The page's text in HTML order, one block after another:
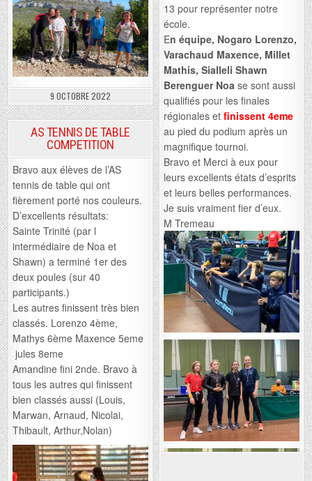
9 OCTOBRE 2022
13 pour représenter notre
école.
En équipe, Nogaro Lorenzo,
Varachaud Maxence, Millet
Mathis, Sialleli Shawn
Berenguer Noa se sont aussi
qualifiés pour les finales
régionales etfinissent 4eme
au pied du podium après un
magnifique tournoi.
Bravo et Merci à eux pour
leurs excellents états d’esprits
et leurs belles performances.
Je suis vraiment fier d’eux.
M Tremeau
AS TENNIS DE TABLE
COMPETITION
Bravo aux élèves de l’AS
tennis de table qui ont
fièrement porté nos couleurs.
D’excellents résultats:
Sainte Trinité (par l
intermédiaire de Noa et
Shawn) a terminé 1er des
deux poules (sur 40
participants.)
Les autres finissent très bien
classés. Lorenzo 4ème,
Mathys 6ème Maxence 5eme
jules 8eme
Amandine fini 2nde. Bravo à
tous les autres qui finissent
bien classés aussi (Louis,
Marwan, Arnaud, Nicolai,
Thibault, Arthur,Nolan)